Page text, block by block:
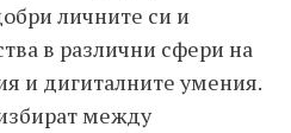
личните си и
в различни сфери на
и дигиталните умения.
между